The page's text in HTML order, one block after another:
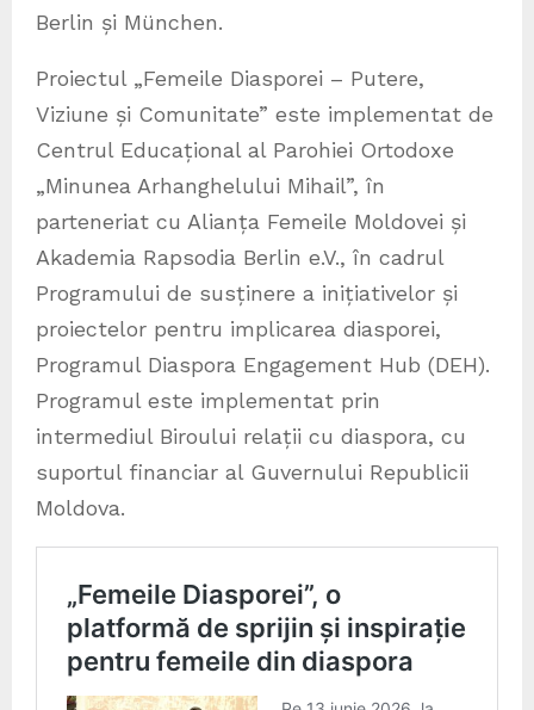
Berlin și München.
Proiectul „Femeile Diasporei – Putere,
Viziune și Comunitate” este implementat de
Centrul Educațional al Parohiei Ortodoxe
„Minunea Arhanghelului Mihail”, în
parteneriat cu Alianța Femeile Moldovei și
Akademia Rapsodia Berlin e.V., în cadrul
Programului de susținere a inițiativelor și
proiectelor pentru implicarea diasporei,
Programul Diaspora Engagement Hub (DEH).
Programul este implementat prin
intermediul Biroului relații cu diaspora, cu
suportul financiar al Guvernului Republicii
Moldova.